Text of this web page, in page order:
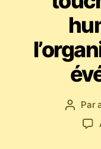
Auteur
l’article
Par